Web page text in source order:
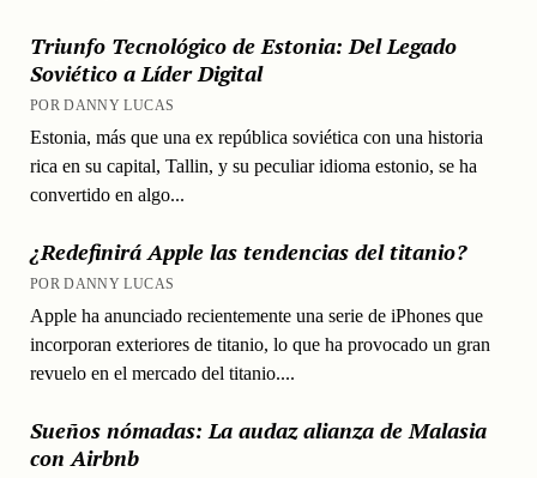
Triunfo Tecnológico de Estonia: Del Legado
Soviético a Líder Digital
POR DANNY LUCAS
Estonia, más que una ex república soviética con una historia
rica en su capital, Tallin, y su peculiar idioma estonio, se ha
convertido en algo...
¿Redefinirá Apple las tendencias del titanio?
POR DANNY LUCAS
Apple ha anunciado recientemente una serie de iPhones que
incorporan exteriores de titanio, lo que ha provocado un gran
revuelo en el mercado del titanio....
Sueños nómadas: La audaz alianza de Malasia
con Airbnb